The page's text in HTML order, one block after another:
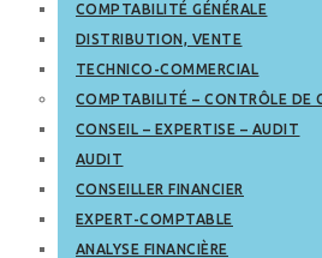
COMPTABILITÉ GÉNÉRALE
DISTRIBUTION, VENTE
TECHNICO-COMMERCIAL
COMPTABILITÉ – CONTRÔLE DE
CONSEIL – EXPERTISE – AUDIT
AUDIT
CONSEILLER FINANCIER
EXPERT-COMPTABLE
ANALYSE FINANCIÈRE